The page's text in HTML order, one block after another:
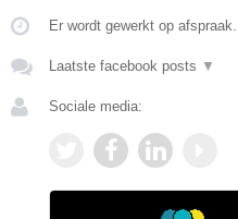
Er wordt gewerkt op afspraak.
Laatste facebook posts ▼
Sociale media: